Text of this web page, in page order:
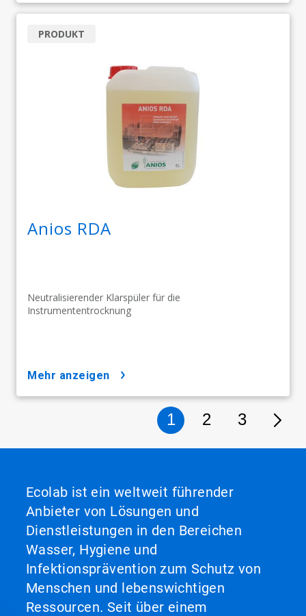
Anios RDA
Neutralisierender Klarspüler für die
Instrumententrocknung
PRODUKT
mehr anzeigen
1 2 3
Ecolab ist ein weltweit führender
Anbieter von Lösungen und
Dienstleistungen in den Bereichen
Wasser, Hygiene und
Infektionsprävention zum Schutz von
Menschen und lebenswichtigen
Ressourcen. Seit über einem